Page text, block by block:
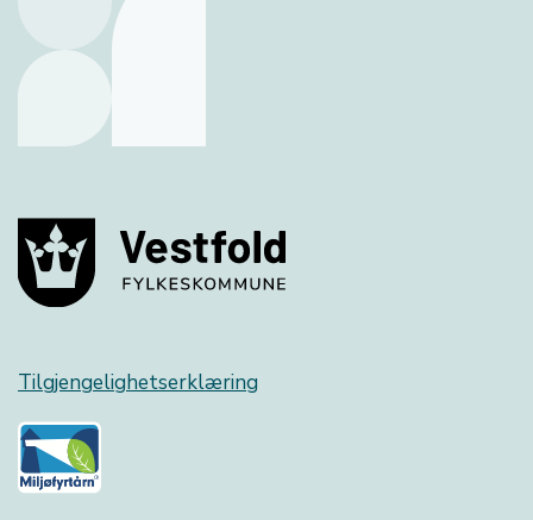
Tilgjengelighetserklæring